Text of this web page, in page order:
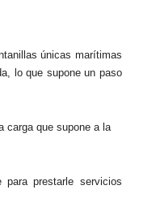
únicas marítimas
lo que supone un paso
carga que supone a la
prestarle servicios